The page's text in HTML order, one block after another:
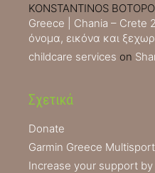
KONSTANTINOS
Greece | Chania – Crete
όνομα, εικόνα και
childcare services on
Σχετικά
Donate
Garmin Greece
Increase your support